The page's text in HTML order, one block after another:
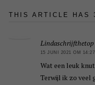
THIS ARTICLE HAS
Lindaschrijfthetop
15 JUNI 2021 OM 14:27
Wat een leuk
Terwijl ik zo veel